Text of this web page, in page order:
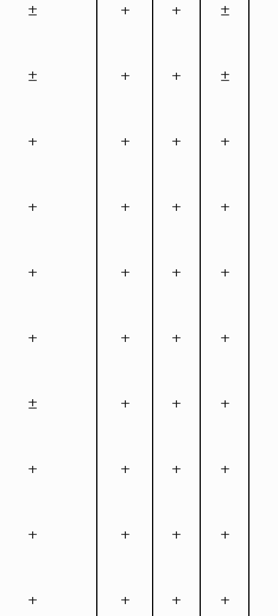
± + + ±
± + + ±
+ + + +
+ + + +
+ + + +
+ + + +
± + + +
+ + + +
+ + + +
+ + + +